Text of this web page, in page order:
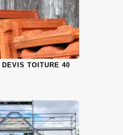
DEVIS TOITURE 40